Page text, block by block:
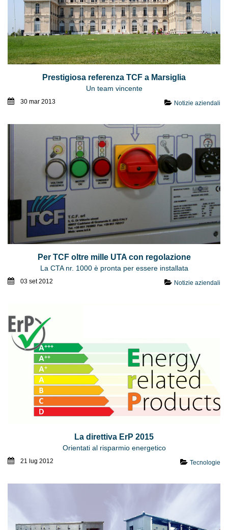
Prestigiosa referenza TCF a Marsiglia
Un team vincente
30 mar 2013 Notizie aziendali
Per TCF oltre mille UTA con regolazione
La CTA nr. 1000 è pronta per essere installata
03 set 2012 Notizie aziendali
La direttiva ErP 2015
Orientati al risparmio energetico
21 lug 2012 Tecnologie